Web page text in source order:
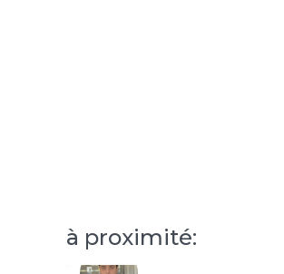
à proximité: